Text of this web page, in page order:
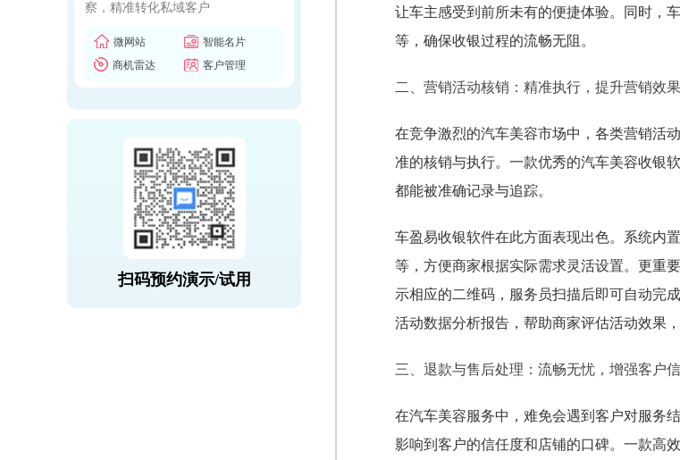
察，精准转化私域客户
微网站
智能名片
商机雷达
客户管理
扫码预约演示/试用
让车主感受到前所未有的便捷体验。同时，
等，确保收银过程的流畅无阻。
二、营销活动核销：精准执行，提升营销效果
在竞争激烈的汽车美容市场中，各类营销活
准的核销与执行。一款优秀的汽车美容收银
都能被准确记录与追踪。
车盈易收银软件在此方面表现出色。系统内
等，方便商家根据实际需求灵活设置。更重
示相应的二维码，服务员扫描后即可自动完
活动数据分析报告，帮助商家评估活动效果，
三、退款与售后处理：流畅无忧，增强客户
在汽车美容服务中，难免会遇到客户对服务
影响到客户的信任度和店铺的口碑。一款高